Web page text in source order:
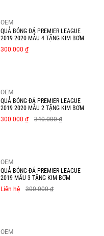
OEM
QUẢ BÓNG ĐÁ PREMIER LEAGUE
2019 2020 MẪU 4 TẶNG KIM BƠM
300.000 ₫
OEM
QUẢ BÓNG ĐÁ PREMIER LEAGUE
2019 2020 MẪU 2 TẶNG KIM BƠM
300.000 ₫
340.000 ₫
OEM
QUẢ BÓNG ĐÁ PREMIER LEAGUE
2019 MẪU 3 TẶNG KIM BƠM
Liên hệ
300.000 ₫
OEM